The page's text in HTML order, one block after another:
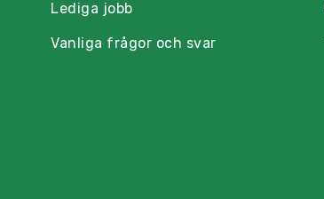
Lediga jobb
Vanliga frågor och svar